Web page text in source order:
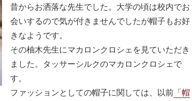
昔からお洒落な先生でした。大学の頃は校内でお
会いするので気が付きませんでしたが帽子もお好
きなようです。
その柚木先生にマカロンクロシェを見ていただき
ました。タッサーシルクのマカロンクロシェで
す。
ファッションとしての帽子に関しては、以前 「帽